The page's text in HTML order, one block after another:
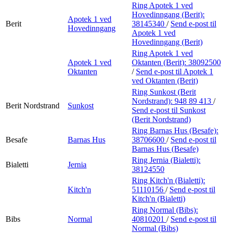
Berit
Apotek 1 ved
Hovedinngang
Ring Apotek 1 ved
Hovedinngang (Berit):
38145340 / Send e-post til
Apotek 1 ved
Hovedinngang (Berit)
Apotek 1 ved
Oktanten
Ring Apotek 1 ved
Oktanten (Berit): 38092500
/ Send e-post til Apotek 1
ved Oktanten (Berit)
Berit Nordstrand Sunkost
Ring Sunkost (Berit
Nordstrand): 948 89 413 /
Send e-post til Sunkost
(Berit Nordstrand)
Besafe Barnas Hus
Ring Barnas Hus (Besafe):
38706600 / Send e-post til
Barnas Hus (Besafe)
Bialetti
Jernia
Ring Jernia (Bialetti):
38124550
Kitch'n
Ring Kitch'n (Bialetti):
51110156 / Send e-post til
Kitch'n (Bialetti)
Bibs Normal
Ring Normal (Bibs):
40810201 / Send e-post til
Normal (Bibs)